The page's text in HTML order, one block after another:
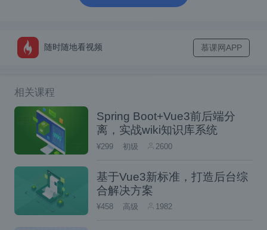
      &::after {
      }
    }
如果你喜欢这篇文章，请别忘记点个赞或者关
注哦!
随时随地看视频 慕课网APP
相关课程
Spring Boot+Vue3前后端分
离，实战wiki知识库系统
¥299 初级 2600
基于Vue3新标准，打造后台综
合解决方案
¥458 高级 1982